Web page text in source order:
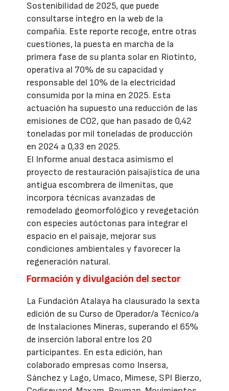
Sostenibilidad de 2025, que puede
consultarse íntegro en la web de la
compañía. Este reporte recoge, entre otras
cuestiones, la puesta en marcha de la
primera fase de su planta solar en Riotinto,
operativa al 70% de su capacidad y
responsable del 10% de la electricidad
consumida por la mina en 2025. Esta
actuación ha supuesto una reducción de las
emisiones de CO2, que han pasado de 0,42
toneladas por mil toneladas de producción
en 2024 a 0,33 en 2025.
El Informe anual destaca asimismo el
proyecto de restauración paisajística de una
antigua escombrera de ilmenitas, que
incorpora técnicas avanzadas de
remodelado geomorfológico y revegetación
con especies autóctonas para integrar el
espacio en el paisaje, mejorar sus
condiciones ambientales y favorecer la
regeneración natural.
Formación y divulgación del sector
La Fundación Atalaya ha clausurado la sexta
edición de su Curso de Operador/a Técnico/a
de Instalaciones Mineras, superando el 65%
de inserción laboral entre los 20
participantes. En esta edición, han
colaborado empresas como Insersa,
Sánchez y Lago, Umaco, Mimese, SPI Bierzo,